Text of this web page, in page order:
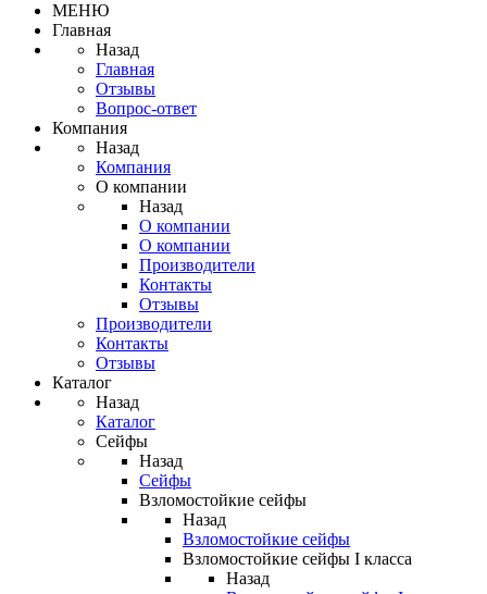
МЕНЮ
Главная
Назад
Главная
Отзывы
Вопрос-ответ
Компания
Назад
Компания
О компании
Назад
О компании
О компании
Производители
Контакты
Отзывы
Производители
Контакты
Отзывы
Каталог
Назад
Каталог
Сейфы
Назад
Сейфы
Взломостойкие сейфы
Назад
Взломостойкие сейфы
Взломостойкие сейфы I класса
Назад